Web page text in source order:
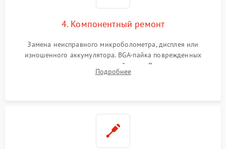
4. Компонентный ремонт
Замена неисправного микроболометра, дисплея или
изношенного аккумулятора. BGA-пайка поврежденных
контроллеров на материнской плате. Восстановление
разъемов и кнопок, замена поврежденных элементов
Подробнее